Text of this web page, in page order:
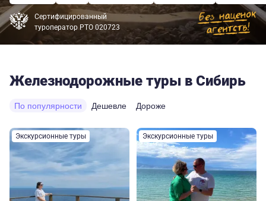
Сертифицированный
туроператор РТО 020723
Железнодорожные туры в Сибирь
По популярности Дешевле Дороже
Экскурсионные туры Экскурсионные туры